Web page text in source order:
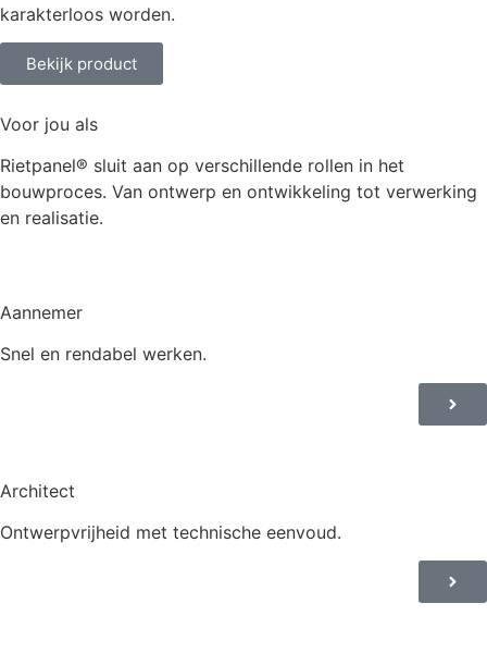
karakterloos worden.
Bekijk product
Voor jou als
Rietpanel® sluit aan op verschillende rollen in het
bouwproces. Van ontwerp en ontwikkeling tot verwerking
en realisatie.
Aannemer
Snel en rendabel werken.
Architect
Ontwerpvrijheid met technische eenvoud.